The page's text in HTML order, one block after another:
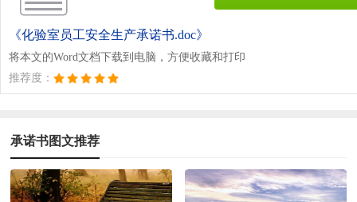
《化验室员工安全生产承诺书.doc》
将本文的Word文档下载到电脑，方便收藏和打印
推荐度：
承诺书图文推荐